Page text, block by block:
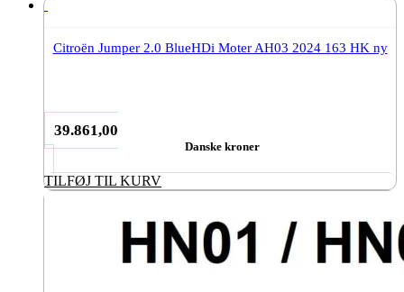
Citroën Jumper 2.0 BlueHDi Moter AH03 2024 163 HK ny
39.861,00
Danske kroner
TILFØJ TIL KURV